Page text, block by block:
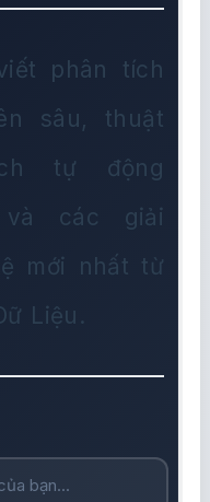
phân tích
sâu, thuật
tự động
và các giải
mới nhất từ
Liệu.